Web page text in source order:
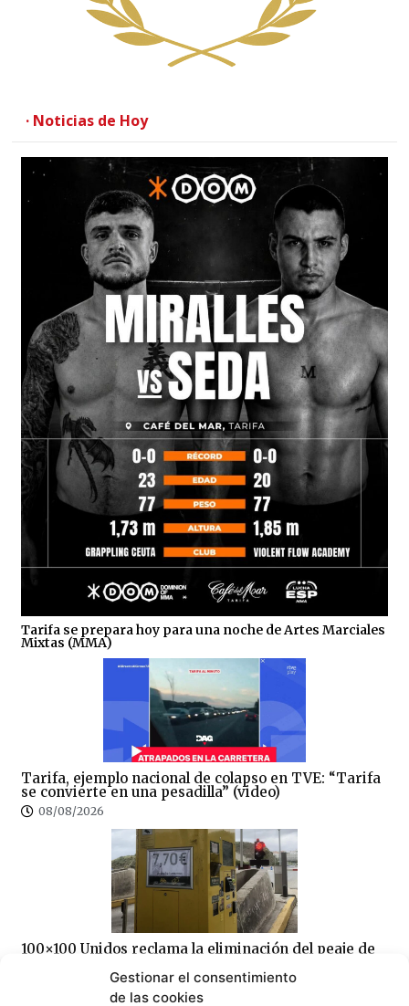
Gestionar el consentimiento
de las cookies
· Noticias de Hoy
Tarifa se prepara hoy para una noche de Artes Marciales
Mixtas (MMA)
Tarifa, ejemplo nacional de colapso en TVE: “Tarifa
se convierte en una pesadilla” (video)
08/08/2026
100×100 Unidos reclama la eliminación del peaje de